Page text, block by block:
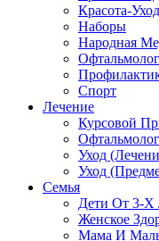
Красота-
Наборы
Народная
Спорт
Лечение
Курсовой
Уход
Уход
Семья
Дети От 3-Х
Женское
Мама И